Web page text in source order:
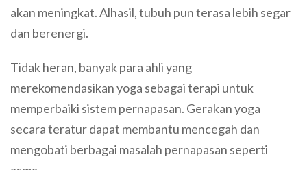
akan meningkat. Alhasil, tubuh pun terasa lebih segar
dan berenergi.
Tidak heran, banyak para ahli yang
merekomendasikan yoga sebagai terapi untuk
memperbaiki sistem pernapasan. Gerakan yoga
secara teratur dapat membantu mencegah dan
mengobati berbagai masalah pernapasan seperti